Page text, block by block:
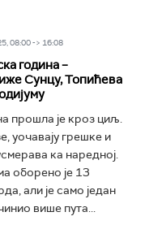
08:00 -> 16:08
година –
Сунцу, Топићева
прошла је кроз циљ.
уочавају грешке и
ка наредној.
оборено је 13
али је само један
више пута...